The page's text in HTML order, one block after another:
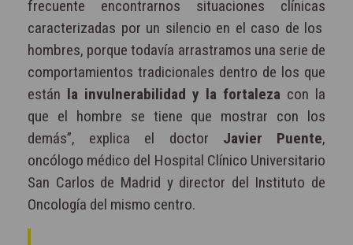
frecuente encontrarnos situaciones clínicas
caracterizadas por un silencio en el caso de los
hombres, porque todavía arrastramos una serie de
comportamientos tradicionales dentro de los que
están la invulnerabilidad y la fortaleza con la
que el hombre se tiene que mostrar con los
demás”, explica el doctor Javier Puente,
oncólogo médico del Hospital Clínico Universitario
San Carlos de Madrid y director del Instituto de
Oncología del mismo centro.